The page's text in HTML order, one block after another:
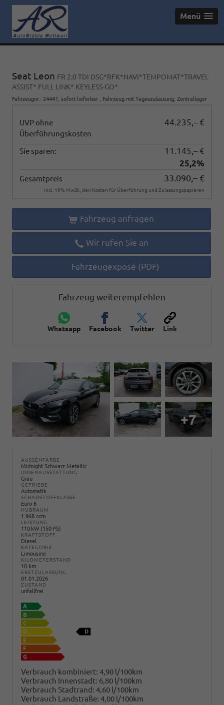
Menü
Seat Leon FR 2.0 TDI DSG*RFK*NAVI*TEMPOMAT*TRAVEL
ASSIST* FULL LINK* KEYLESS-GO*
Fahrzeugnr. : 24447 sofort lieferbar Fahrzeug mit Tageszulassung , Zentrallager
UVP ohne
Überführungskosten
44.235,– €
Sie sparen:
11.145,– €
25,2%
Gesamtpreis 33.090,– €
incl. 19% MwSt., den Kosten für Überführung und Zulassungspapieren
Fahrzeug anfragen
Wir rufen Sie an
Fahrzeugexposé (PDF)
Fahrzeug weiterempfehlen
Whatsapp Facebook Twitter Link
+7
AUSSENFARBE
Midnight Schwarz Metallic
INNENAUSSTATTUNG
Grau
GETRIEBE
Automatik
SCHADSTOFFKLASSE
Euro 6
HUBRAUM
1.968 ccm
LEISTUNG
110 kW (150 PS)
KRAFTSTOFF
Diesel
KATEGORIE
Limousine
KILOMETERSTAND
10 km
ERSTZULASSUNG
01.01.2026
ZUSTAND
unfallfrei
Verbrauch kombiniert: 4,90 l/100km
Verbrauch Innenstadt: 6,80 l/100km
Verbrauch Stadtrand: 4,60 l/100km
Verbrauch Landstraße: 4,00 l/100km